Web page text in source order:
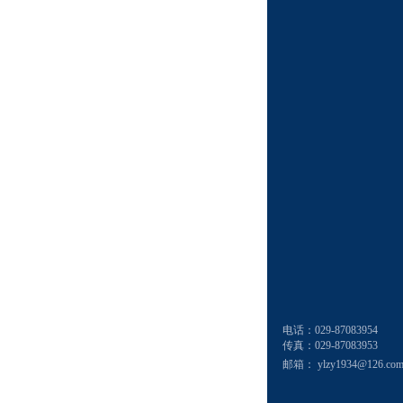
电话：029-87083954
传真：029-87083953
邮箱： ylzy1934@126.com